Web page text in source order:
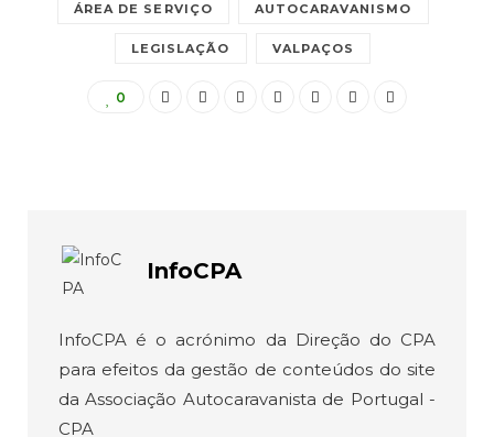
ÁREA DE SERVIÇO AUTOCARAVANISMO
LEGISLAÇÃO VALPAÇOS
0
InfoCPA
InfoCPA é o acrónimo da Direção do CPA
para efeitos da gestão de conteúdos do site
da Associação Autocaravanista de Portugal -
CPA